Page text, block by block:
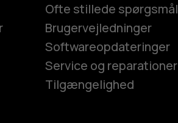
Ofte stillede spørgsmål
Brugervejledninger
Softwareopdateringer
Service og reparationer
Tilgængelighed